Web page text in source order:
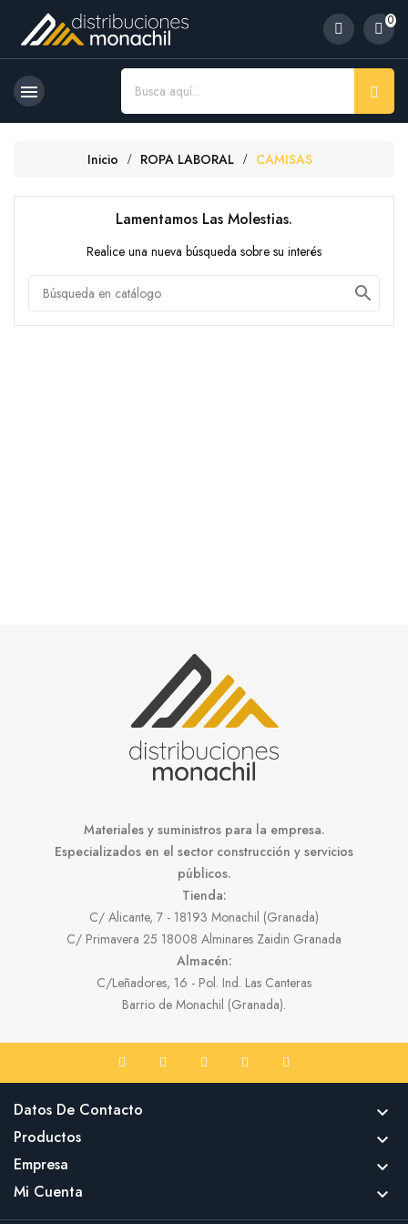
0

Inicio ROPA LABORAL CAMISAS
Lamentamos Las Molestias.
Realice una nueva búsqueda sobre su interés

Materiales y suministros para la empresa.
Especializados en el sector construcción y servicios
públicos.
Tienda:
C/ Alicante, 7 - 18193 Monachil (Granada)
C/ Primavera 25 18008 Alminares Zaidin Granada
Almacén:
C/Leñadores, 16 - Pol. Ind. Las Canteras
Barrio de Monachil (Granada).
Datos De Contacto 
Productos 
Empresa 
Mi Cuenta 